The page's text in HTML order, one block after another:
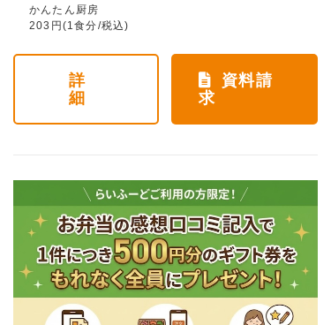
かんたん厨房
203円(1食分/税込)
詳
細
資料請
求